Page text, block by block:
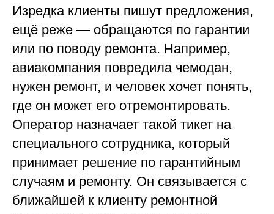
Изредка клиенты пишут предложения,
ещё реже — обращаются по гарантии
или по поводу ремонта. Например,
авиакомпания повредила чемодан,
нужен ремонт, и человек хочет понять,
где он может его отремонтировать.
Оператор назначает такой тикет на
специального сотрудника, который
принимает решение по гарантийным
случаям и ремонту. Он связывается с
ближайшей к клиенту ремонтной